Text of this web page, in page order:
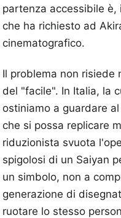
partenza accessibile
che ha richiesto ad
cinematografico.
Il problema non
del "facile". In Italia, la
ostiniamo a guardare
che si possa replicare
riduzionista svuota
spigolosi di un Saiyan
un simbolo, non a
generazione di
ruotare lo stesso